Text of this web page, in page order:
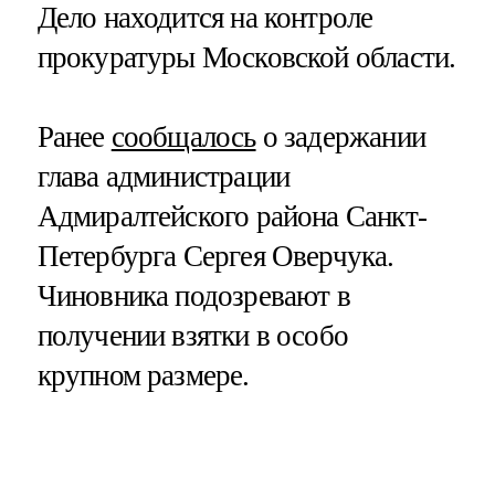
Дело находится на контроле
прокуратуры Московской области.
Ранее сообщалосьо задержании
глава администрации
Адмиралтейского района Санкт-
Петербурга Сергея Оверчука.
Чиновника подозревают в
получении взятки в особо
крупном размере.